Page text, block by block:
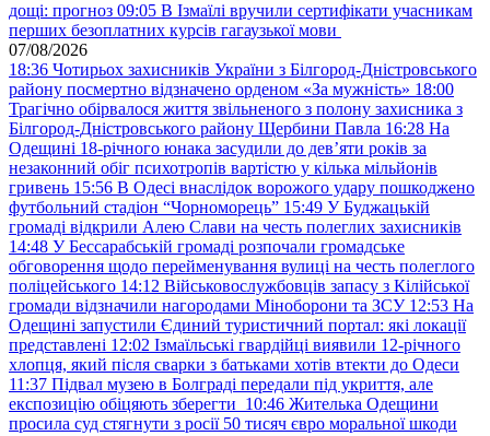
дощі: прогноз 09:05 В Ізмаїлі вручили сертифікати учасникам
перших безоплатних курсів гагаузької мови
07/08/2026
18:36 Чотирьох захисників України з Білгород-Дністровського
району посмертно відзначено орденом «За мужність» 18:00
Трагічно обірвалося життя звільненого з полону захисника з
Білгород-Дністровського району Щербини Павла 16:28 На
Одещині 18-річного юнака засудили до дев’яти років за
незаконний обіг психотропів вартістю у кілька мільйонів
гривень 15:56 В Одесі внаслідок ворожого удару пошкоджено
футбольний стадіон “Чорноморець” 15:49 У Буджацькій
громаді відкрили Алею Слави на честь полеглих захисників
14:48 У Бессарабській громаді розпочали громадське
обговорення щодо перейменування вулиці на честь полеглого
поліцейського 14:12 Військовослужбовців запасу з Кілійської
громади відзначили нагородами Міноборони та ЗСУ 12:53 На
Одещині запустили Єдиний туристичний портал: які локації
представлені 12:02 Ізмаїльські гвардійці виявили 12-річного
хлопця, який після сварки з батьками хотів втекти до Одеси
11:37 Підвал музею в Болграді передали під укриття, але
експозицію обіцяють зберегти 10:46 Жителька Одещини
просила суд стягнути з росії 50 тисяч євро моральної шкоди